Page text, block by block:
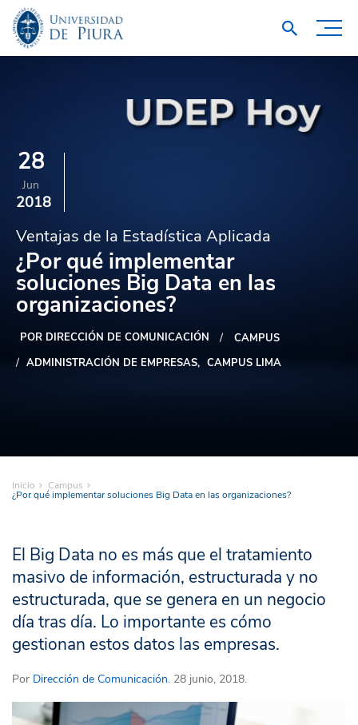
28
Jun
2018
Ventajas de la Estadística Aplicada
¿Por qué implementar
soluciones Big Data en las
organizaciones?
POR DIRECCIÓN DE COMUNICACIÓN
CAMPUS
ADMINISTRACIÓN DE EMPRESAS
CAMPUS LIMA
Inicio Campus
¿Por qué implementar soluciones Big Data en las organizaciones?
El Big Data no es más que el tratamiento
masivo de información, estructurada y no
estructurada, que se genera en un negocio
día tras día. Lo importante es cómo
gestionan estos datos las empresas.
Por Dirección de Comunicación. 28 junio, 2018.